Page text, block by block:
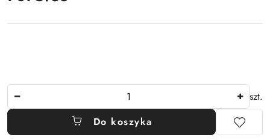
szt.
Do koszyka